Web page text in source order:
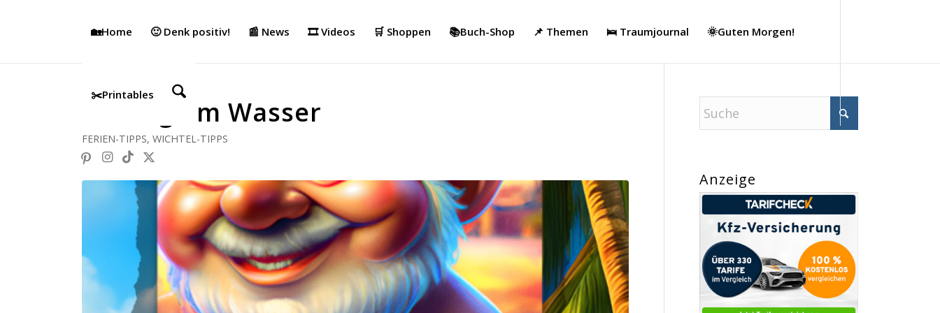
🏡Home 🙂 Denk positiv! 📰 News 🎞️ Videos 🛒 Shoppen 📚Buch-Shop 📌 Themen 🛌 Traumjournal 🌞Guten Morgen!
✂️Printables
Ein Tag am Wasser
FERIEN-TIPPS,WICHTEL-TIPPS
Anzeige